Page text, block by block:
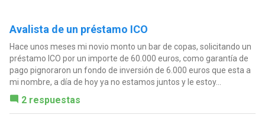
Avalista de un préstamo ICO
Hace unos meses mi novio monto un bar de copas, solicitando un
préstamo ICO por un importe de 60.000 euros, como garantía de
pago pignoraron un fondo de inversión de 6.000 euros que esta a
mi nombre, a día de hoy ya no estamos juntos y le estoy...
2 respuestas